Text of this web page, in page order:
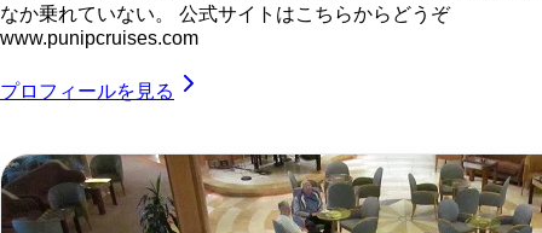
なか乗れていない。 公式サイトはこちらからどうぞ
www.punipcruises.com
プロフィールを見る